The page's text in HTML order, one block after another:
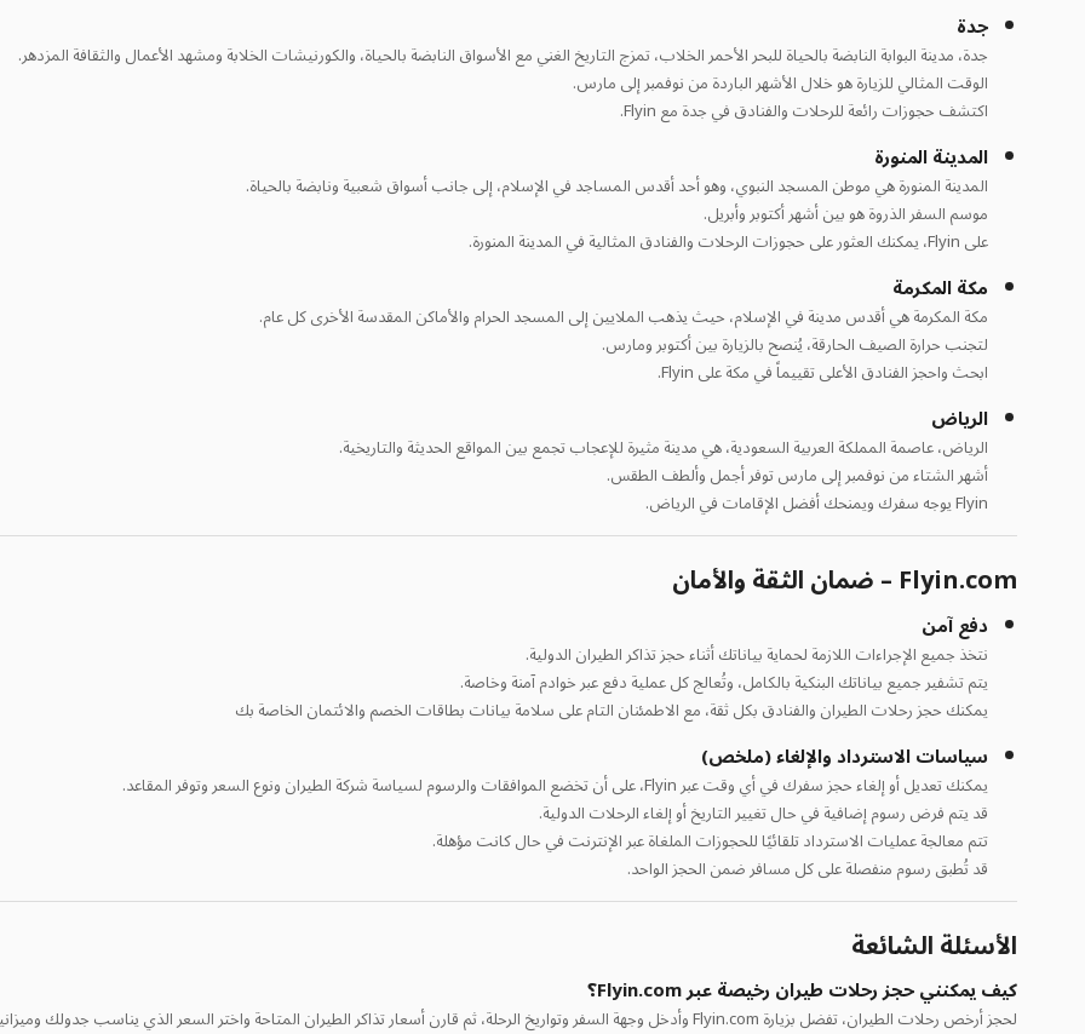
جدة
جدة، مدينة البوابة النابضة بالحياة للبحر الأحمر الخلاب، تمزج التاريخ الغني مع الأسواق النابضة بالحياة، والكورنيشات الخلابة ومشهد الأعمال والثقافة المزدهر.
الوقت المثالي للزيارة هو خلال الأشهر الباردة من نوفمبر إلى مارس.
اكتشف حجوزات رائعة للرحلات والفنادق في جدة مع Flyin.
المدينة المنورة
المدينة المنورة هي موطن المسجد النبوي، وهو أحد أقدس المساجد في الإسلام، إلى جانب أسواق شعبية ونابضة بالحياة.
موسم السفر الذروة هو بين أشهر أكتوبر وأبريل.
على Flyin، يمكنك العثور على حجوزات الرحلات والفنادق المثالية في المدينة المنورة.
مكة المكرمة
مكة المكرمة هي أقدس مدينة في الإسلام، حيث يذهب الملايين إلى المسجد الحرام والأماكن المقدسة الأخرى كل عام.
لتجنب حرارة الصيف الحارقة، يُنصح بالزيارة بين أكتوبر ومارس.
ابحث واحجز الفنادق الأعلى تقييماً في مكة على Flyin.
الرياض
الرياض، عاصمة المملكة العربية السعودية، هي مدينة مثيرة للإعجاب تجمع بين المواقع الحديثة والتاريخية.
أشهر الشتاء من نوفمبر إلى مارس توفر أجمل وألطف الطقس.
Flyin يوجه سفرك ويمنحك أفضل الإقامات في الرياض.
Flyin.com – ضمان الثقة والأمان
دفع آمن
نتخذ جميع الإجراءات اللازمة لحماية بياناتك أثناء حجز تذاكر الطيران الدولية.
يتم تشفير جميع بياناتك البنكية بالكامل، وتُعالج كل عملية دفع عبر خوادم آمنة وخاصة.
يمكنك حجز رحلات الطيران والفنادق بكل ثقة، مع الاطمئنان التام على سلامة بيانات بطاقات الخصم والائتمان الخاصة بك
سياسات الاسترداد والإلغاء (ملخص)
يمكنك تعديل أو إلغاء حجز سفرك في أي وقت عبر Flyin، على أن تخضع الموافقات والرسوم لسياسة شركة الطيران ونوع السعر وتوفر المقاعد.
قد يتم فرض رسوم إضافية في حال تغيير التاريخ أو إلغاء الرحلات الدولية.
تتم معالجة عمليات الاسترداد تلقائيًا للحجوزات الملغاة عبر الإنترنت في حال كانت مؤهلة.
قد تُطبق رسوم منفصلة على كل مسافر ضمن الحجز الواحد.
الأسئلة الشائعة
كيف يمكنني حجز رحلات طيران رخيصة عبر Flyin.com؟
لحجز أرخص رحلات الطيران، تفضل بزيارة Flyin.com وأدخل وجهة السفر وتواريخ الرحلة، ثم قارن أسعار تذاكر الطيران المتاحة واختر السعر الذي يناسب جدولك وميزانيتك.